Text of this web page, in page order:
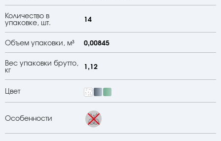
Количество в
упаковке, шт.
14
Объем упаковки, м³ 0,00845
Вес упаковки брутто,
кг
1,12
Цвет
Особенности